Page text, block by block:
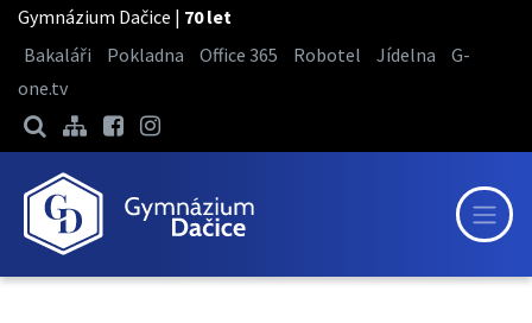
Gymnázium Dačice | 70 let
Bakaláři
Pokladna Office 365 Robotel Jídelna
G-
one.tv